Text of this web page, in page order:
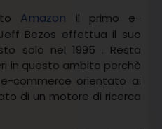
Amazon il primo e-
Bezos effettua il suo
solo nel 1995 . Resta
in questo ambito perchè
commerce orientato ai
di un motore di ricerca